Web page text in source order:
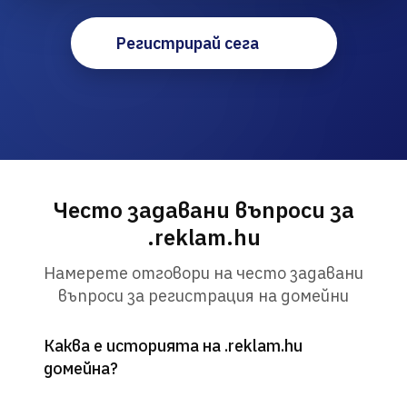
Регистрирай сега
Често задавани въпроси за
.reklam.hu
Намерете отговори на често задавани
въпроси за регистрация на домейни
Каква е историята на .reklam.hu
домейна?